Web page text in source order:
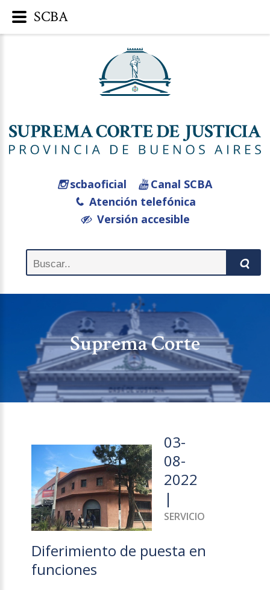
scbaoficial
Canal SCBA
Atención telefónica
Versión accesible
Suprema Corte
03-
08-
2022
|
SERVICIO
Diferimiento de puesta en
funciones
SCBA